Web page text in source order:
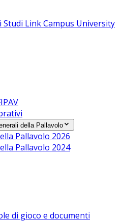
Studi Link Campus University
della Pallavolo
Pallavolo 2026
Pallavolo 2024
di gioco e documenti